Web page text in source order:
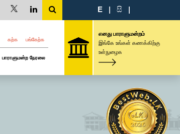
E | සි |
கற்க பங்கேற்க
பாராளுமன்ற நேரலை
எனது பாராளுமன்றம்
இங்கே உங்கள் கணக்கிற்கு
உள்நுழைக